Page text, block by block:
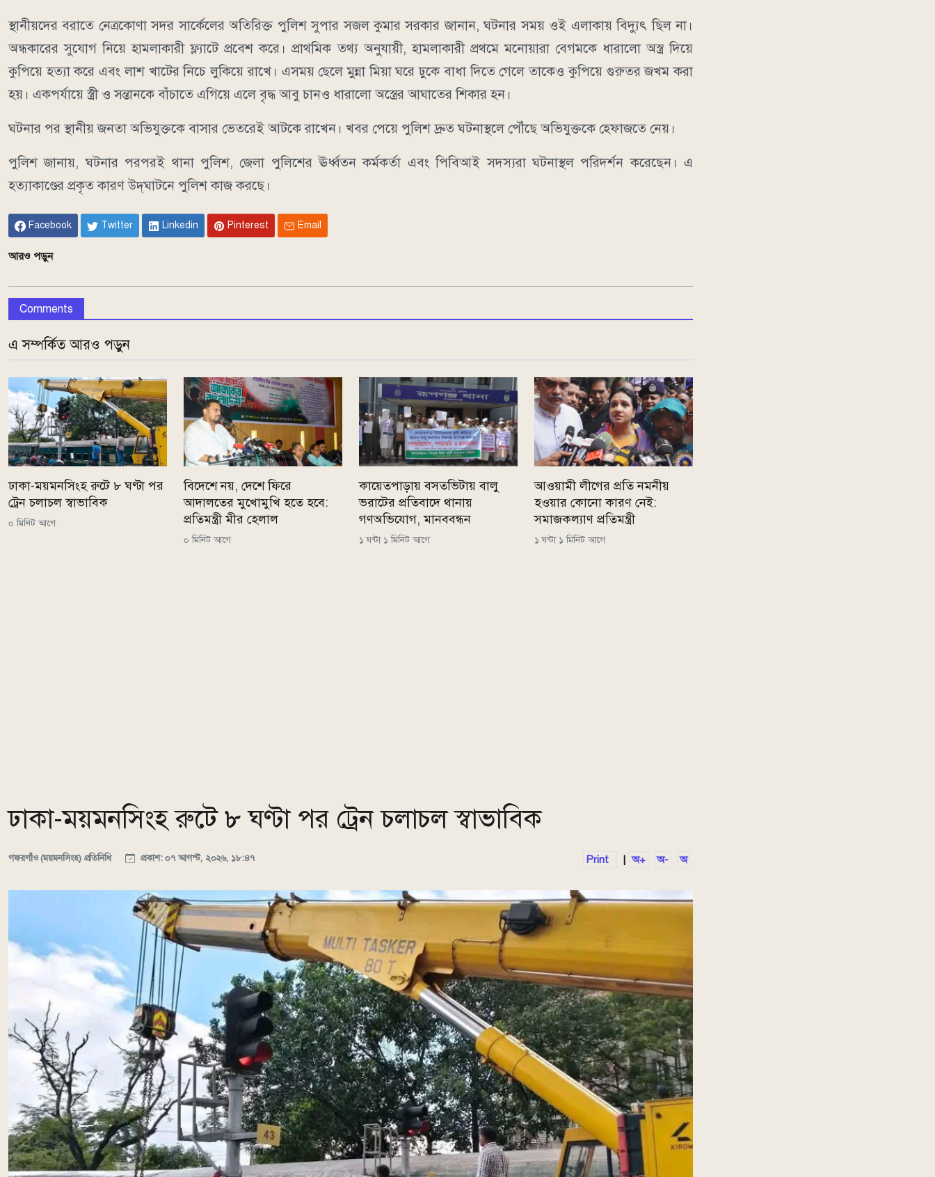
​স্থানীয়দের বরাতে নেত্রকোণা সদর সার্কেলের অতিরিক্ত পুলিশ সুপার সজল কুমার সরকার জানান, ঘটনার সময় ওই এলাকায় বিদ্যুৎ ছিল না।
অন্ধকারের সুযোগ নিয়ে হামলাকারী ফ্ল্যাটে প্রবেশ করে। প্রাথমিক তথ্য অনুযায়ী, হামলাকারী প্রথমে মনোয়ারা বেগমকে ধারালো অস্ত্র দিয়ে
কুপিয়ে হত্যা করে এবং লাশ খাটের নিচে লুকিয়ে রাখে। এসময় ছেলে মুন্না মিয়া ঘরে ঢুকে বাধা দিতে গেলে তাকেও কুপিয়ে গুরুতর জখম করা
হয়। একপর্যায়ে স্ত্রী ও সন্তানকে বাঁচাতে এগিয়ে এলে বৃদ্ধ আবু চানও ধারালো অস্ত্রের আঘাতের শিকার হন।
​ঘটনার পর স্থানীয় জনতা অভিযুক্তকে বাসার ভেতরেই আটকে রাখেন। খবর পেয়ে পুলিশ দ্রুত ঘটনাস্থলে পৌঁছে অভিযুক্তকে হেফাজতে নেয়।
​পুলিশ জানায়, ঘটনার পরপরই থানা পুলিশ, জেলা পুলিশের ঊর্ধ্বতন কর্মকর্তা এবং পিবিআই সদস্যরা ঘটনাস্থল পরিদর্শন করেছেন। এ
হত্যাকাণ্ডের প্রকৃত কারণ উদ্‌ঘাটনে পুলিশ কাজ করছে।
Facebook Twitter Linkedin Pinterest Email
আরও পড়ুন
Comments
এ সম্পর্কিত আরও পড়ুন
ঢাকা-ময়মনসিংহ রুটে ৮ ঘণ্টা পর
ট্রেন চলাচল স্বাভাবিক
০ মিনিট আগে
বিদেশে নয়, দেশে ফিরে
আদালতের মুখোমুখি হতে হবে:
প্রতিমন্ত্রী মীর হেলাল
০ মিনিট আগে
কায়েতপাড়ায় বসতভিটায় বালু
ভরাটের প্রতিবাদে থানায়
গণঅভিযোগ, মানববন্ধন
১ ঘন্টা ১ মিনিট আগে
আওয়ামী লীগের প্রতি নমনীয়
হওয়ার কোনো কারণ নেই:
সমাজকল্যাণ প্রতিমন্ত্রী
১ ঘন্টা ১ মিনিট আগে
ঢাকা-ময়মনসিংহ রুটে ৮ ঘণ্টা পর ট্রেন চলাচল স্বাভাবিক
গফরগাঁও (ময়মনসিংহ) প্রতিনিধি প্রকাশ: ০৭ আগস্ট, ২০২৬, ১৮:৪৭ Print | অ+ অ- অ